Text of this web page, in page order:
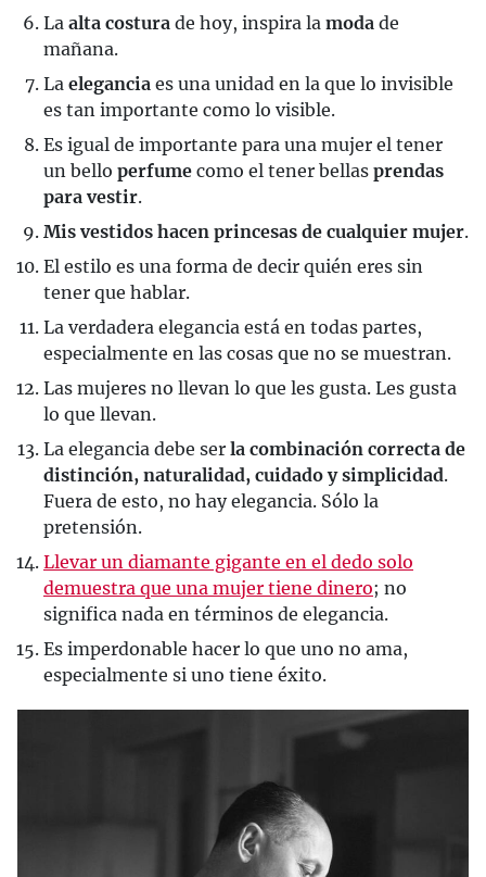
La alta costura de hoy, inspira la moda de
mañana.
La elegancia es una unidad en la que lo invisible
es tan importante como lo visible.
Es igual de importante para una mujer el tener
un bello perfume como el tener bellas prendas
para vestir.
Mis vestidos hacen princesas de cualquier mujer.
El estilo es una forma de decir quién eres sin
tener que hablar.
La verdadera elegancia está en todas partes,
especialmente en las cosas que no se muestran.
Las mujeres no llevan lo que les gusta. Les gusta
lo que llevan.
La elegancia debe ser la combinación correcta de
distinción, naturalidad, cuidado y simplicidad.
Fuera de esto, no hay elegancia. Sólo la
pretensión.
Llevar un diamante gigante en el dedo solo
demuestra que una mujer tiene dinero; no
significa nada en términos de elegancia.
Es imperdonable hacer lo que uno no ama,
especialmente si uno tiene éxito.